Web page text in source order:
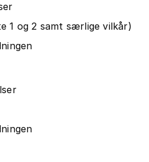
1 og 2 samt særlige vilkår)